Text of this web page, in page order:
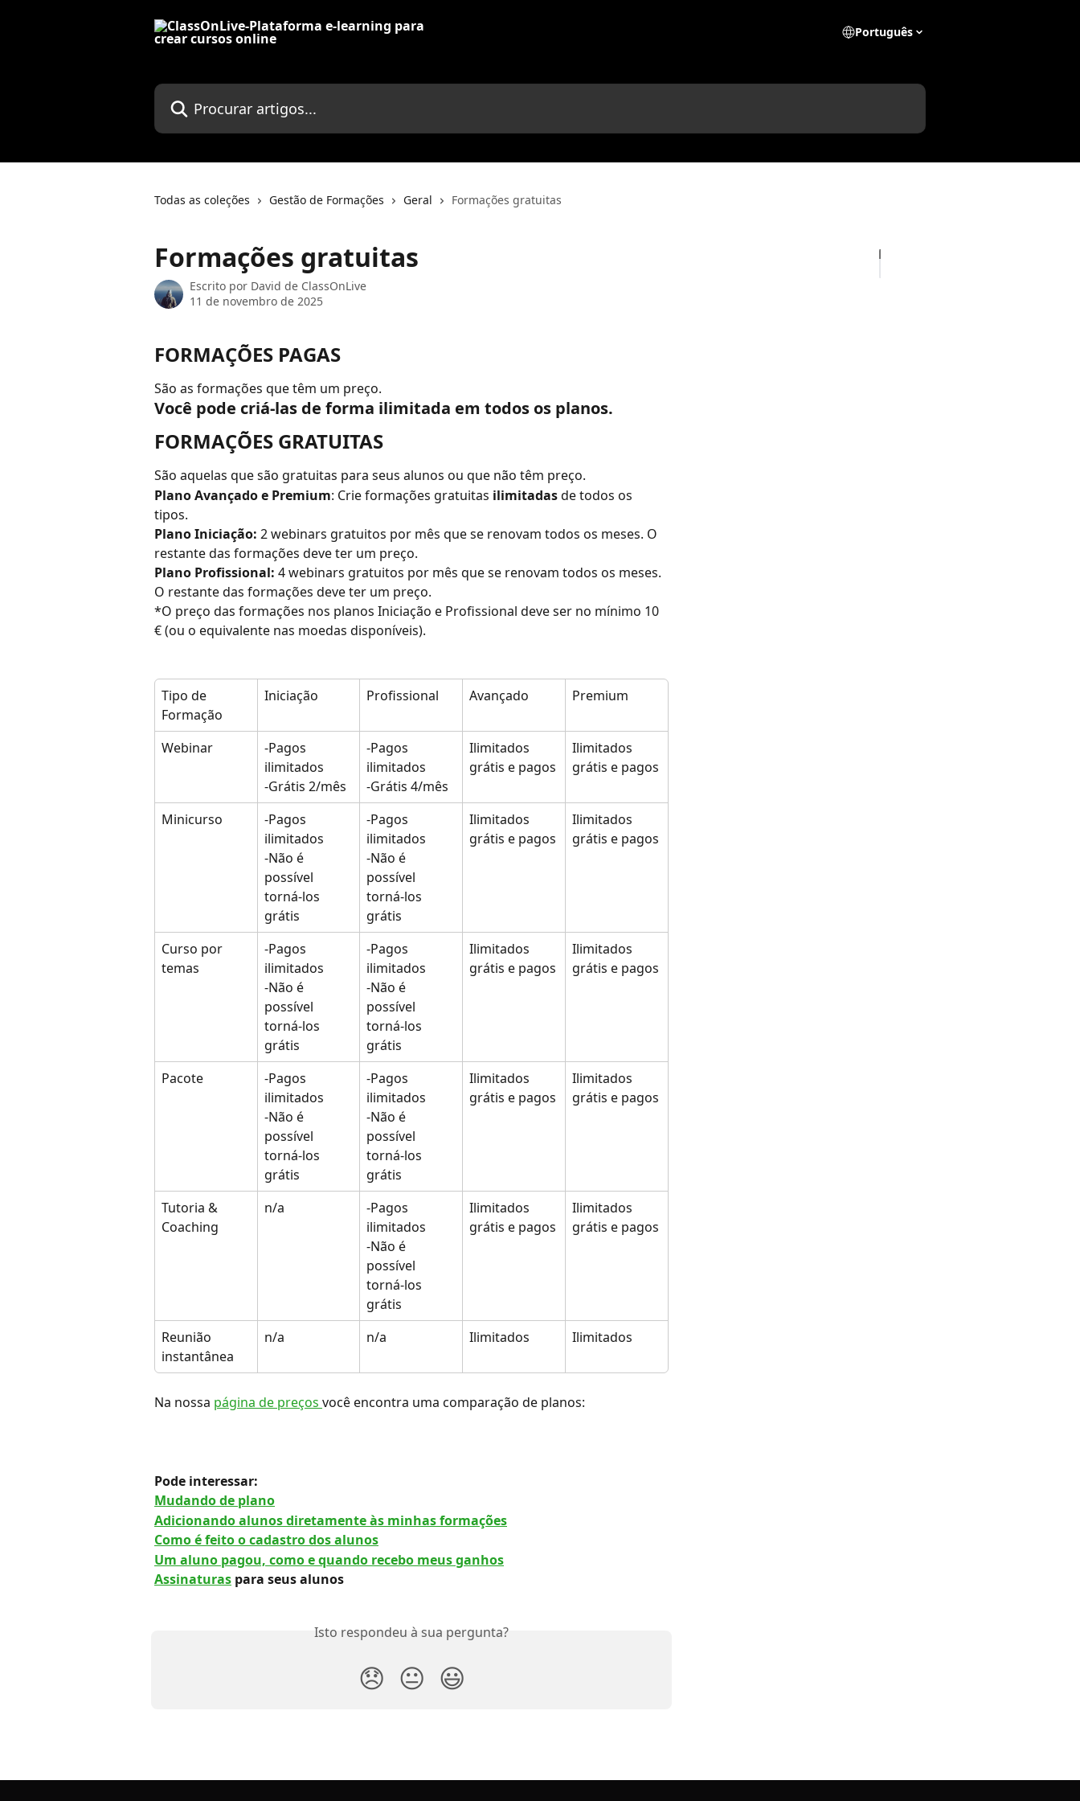
Português
Procurar artigos...
Todas as coleções Gestão de Formações Geral Formações gratuitas
Formações gratuitas
Escrito por David de ClassOnLive
11 de novembro de 2025
FORMAÇÕES PAGAS
São as formações que têm um preço.
Você pode criá-las de forma ilimitada em todos os planos.
FORMAÇÕES GRATUITAS
São aquelas que são gratuitas para seus alunos ou que não têm preço.
Plano Avançado e Premium: Crie formações gratuitas ilimitadas de todos os
tipos.
Plano Iniciação: 2 webinars gratuitos por mês que se renovam todos os meses. O
restante das formações deve ter um preço.
Plano Profissional: 4 webinars gratuitos por mês que se renovam todos os meses.
O restante das formações deve ter um preço.
*O preço das formações nos planos Iniciação e Profissional deve ser no mínimo 10
€ (ou o equivalente nas moedas disponíveis).
Tipo de
Formação
Iniciação Profissional Avançado Premium
Webinar
-Pagos
ilimitados
-Grátis 2/mês
-Pagos
ilimitados
-Grátis 4/mês
Ilimitados
grátis e pagos
Ilimitados
grátis e pagos
Minicurso
-Pagos
ilimitados
-Não é
possível
torná-los
grátis
-Pagos
ilimitados
-Não é
possível
torná-los
grátis
Ilimitados
grátis e pagos
Ilimitados
grátis e pagos
Curso por
temas
-Pagos
ilimitados
-Não é
possível
torná-los
grátis
-Pagos
ilimitados
-Não é
possível
torná-los
grátis
Ilimitados
grátis e pagos
Ilimitados
grátis e pagos
Pacote
-Pagos
ilimitados
-Não é
possível
torná-los
grátis
-Pagos
ilimitados
-Não é
possível
torná-los
grátis
Ilimitados
grátis e pagos
Ilimitados
grátis e pagos
Tutoria &
Coaching
n/a
-Pagos
ilimitados
-Não é
possível
torná-los
grátis
Ilimitados
grátis e pagos
Ilimitados
grátis e pagos
Reunião
instantânea
n/a n/a Ilimitados Ilimitados
Na nossa página de preços você encontra uma comparação de planos:
Pode interessar:
Mudando de plano
Adicionando alunos diretamente às minhas formações
Como é feito o cadastro dos alunos
Um aluno pagou, como e quando recebo meus ganhos
Assinaturas para seus alunos
Isto respondeu à sua pergunta?
😞 😐 😃